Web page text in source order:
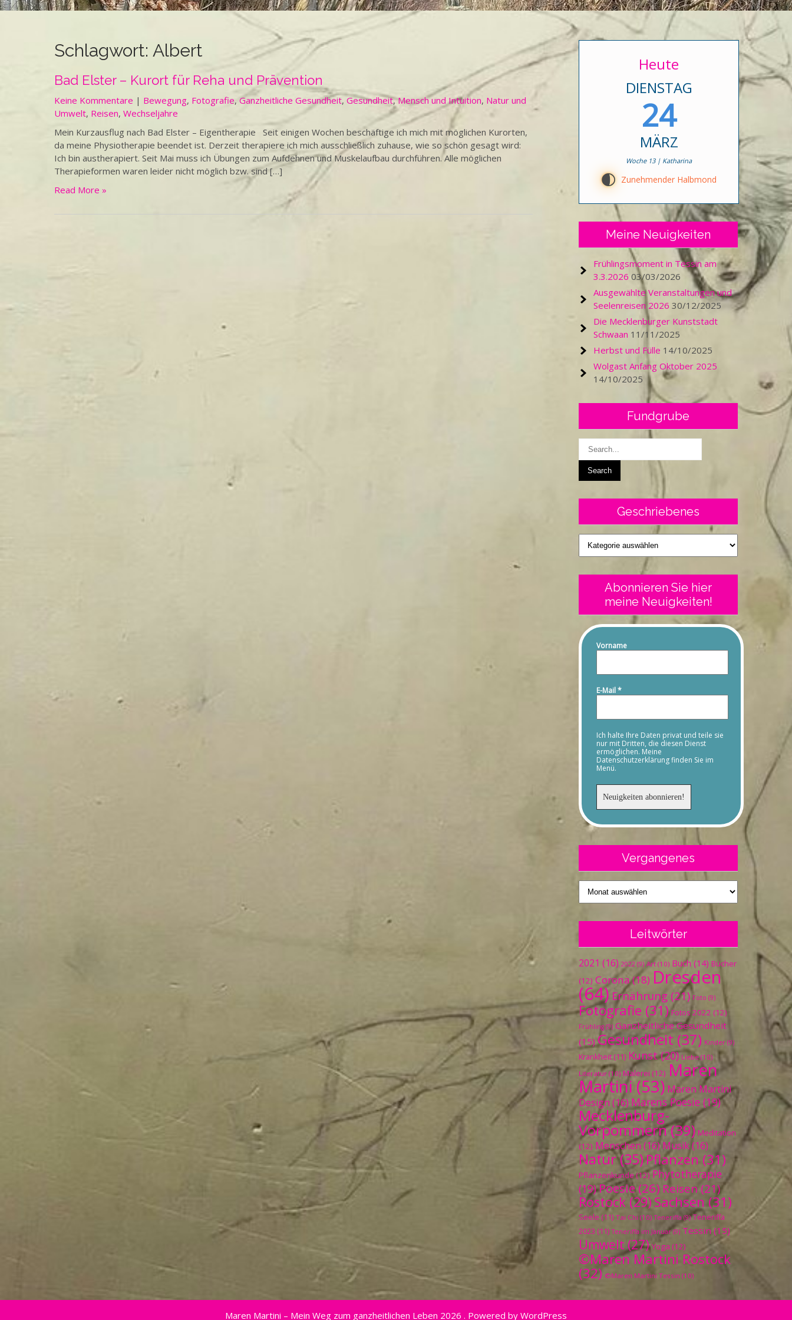
Schlagwort: Albert
Bad Elster – Kurort für Reha und Prävention
Keine Kommentare | Bewegung, Fotografie, Ganzheitliche Gesundheit, Gesundheit,Mensch und Intuition, Natur und
Umwelt, Reisen, Wechseljahre
Mein Kurzausflug nach Bad Elster – Eigentherapie Seit einigen Wochen beschäftige ich mich mit möglichen Kurorten,
da meine Physiotherapie beendet ist. Derzeit therapiere ich mich ausschließlich zuhause, wie so schön gesagt wird:
Ich bin austherapiert. Seit Mai muss ich Übungen zum Aufdehnen und Muskelaufbau durchführen. Alle möglichen
Therapieformen waren leider nicht möglich bzw. sind […]
Read More »
Heute
DIENSTAG
24
MÄRZ
Woche 13 | Katharina
F Zunehmender Halbmond
Meine Neuigkeiten
Frühlingsmoment in Tessin am
3.3.2026 03/03/2026
Ausgewählte Veranstaltungen und
Seelenreisen 2026 30/12/2025
Die Mecklenburger Kunststadt
Schwaan 11/11/2025
Herbst und Fülle 14/10/2025
Wolgast Anfang Oktober 2025
14/10/2025
Fundgrube
Geschriebenes
Geschriebenes
Abonnieren Sie hier
meine Neuigkeiten!
Vorname
E-Mail*
Ich halte Ihre Daten privat und teile sie
nur mit Dritten, die diesen Dienst
ermöglichen. Meine
Datenschutzerklärung finden Sie im
Menü.
Vergangenes
Vergangenes
Leitwörter
2021 (16) 2022 (9) Art (10) Buch (14) Bücher
(12) Corona(18) Dresden
(64) Ernährung (21) Foto (9)
Fotografie (31) Fotos 2022 (12)
Frühling (9) Ganzheitliche Gesundheit
(15) Gesundheit (37) Kinder (9)
Krankheit (11) Kunst(20) Liebe(10)
Literatur (10) Malerei (12) Maren
Martini(53) Maren Martini
Design (16) Marens Poesie (19)
Mecklenburg-
Vorpommern(39) Meditation
(12) Menschen (16) Musik(16)
Natur(35)Pflanzen (31)
Pflanzenkunde(12) Phytotherapie
(19)Poesie(26) Reisen(21)
Rostock (29) Sachsen (31)
Seele (11) Tai Chi (10) Teneriffa (9) Teneriffa
2023 (11) Teneriffa im Januar(9) Tessin (15)
Umwelt (27) Yoga (12)
©Maren Martini Rostock
(32) ©Maren Martini Tessin (10)
Maren Martini – Mein Weg zum ganzheitlichen Leben 2026 . Powered by WordPress